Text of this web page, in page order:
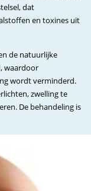
dat
en toxines uit
de natuurlijke
waardoor
wordt verminderd.
zwelling te
De behandeling is